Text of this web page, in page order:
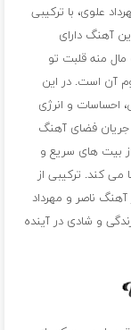
علوی، با ترکیبی
آهنگ دارای
منه قلبت تو
آن است. در این
احساسات و انرژی
جریان فضای آهنگ
بیت های سریع و
می کند. ترکیبی از
ناصر و مهرداد
و شادی در آینده